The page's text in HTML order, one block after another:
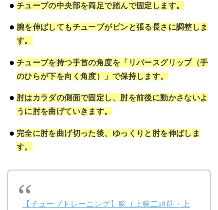
チューブの中央部を両足で踏んで固定します。
腕を伸ばしてもチューブがピンと張る長さに調整しま
す。
チューブを持つ手首の角度を「リバースグリップ（手
のひらが下を向く角度）」で保持します。
肘はカラダの側面で固定し、肘を前後に動かさないよ
うに肘を曲げていきます。
完全に肘を曲げ切った後、ゆっくりと肘を伸ばしま
す。
【チューブトレーニング】腕（上腕二頭筋・上